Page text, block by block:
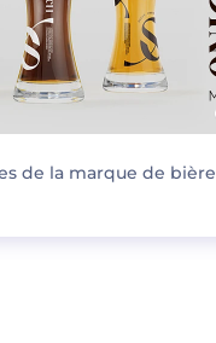
de la marque de bière